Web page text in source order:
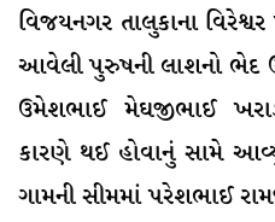
વિજયનગર તાલુકાના
આવેલી પુરુષની લાશનો ભેદ
ઉમેશભાઈ મેઘજીભાઈ
કારણે થઈ હોવાનું સામે
ગામની સીમમાં પરેશભાઈ